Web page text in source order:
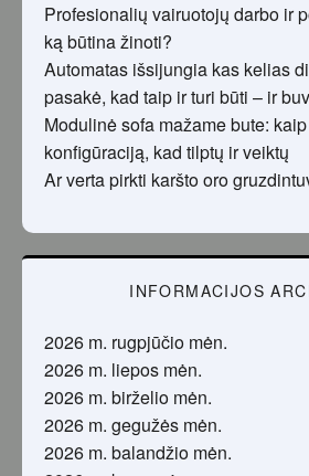
Profesionalių vairuotojų darbo ir
ką būtina žinoti?
Automatas išsijungia kas kelias
pasakė, kad taip ir turi būti – ir
Modulinė sofa mažame bute:
konfigūraciją, kad tilptų ir veiktų
Ar verta pirkti karšto oro
INFORMACIJOS
2026 m. rugpjūčio mėn.
2026 m. liepos mėn.
2026 m. birželio mėn.
2026 m. gegužės mėn.
2026 m. balandžio mėn.